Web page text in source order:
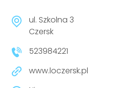
ul. Szkolna 3
Czersk
523984221
www.loczersk.pl